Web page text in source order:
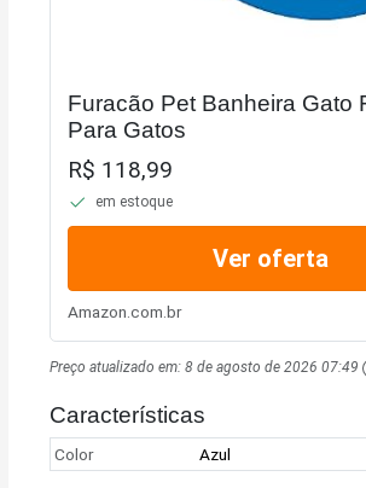
Furacão Pet Banheira Gato
Para Gatos
R$ 118,99
em estoque
Ver oferta
Amazon.com.br
Preço atualizado em:8 de agosto de 2026 07:49
Características
Color Azul